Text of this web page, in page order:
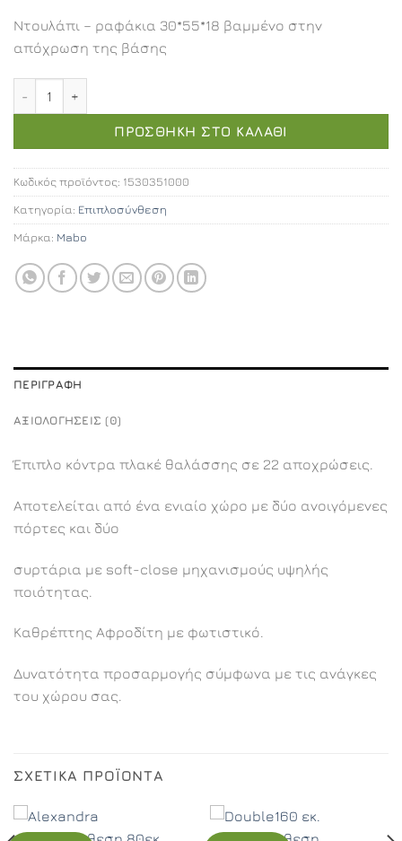
Ντουλάπι – ραφάκια 30*55*18 βαμμένο στην
απόχρωση της βάσης
ΠΡΟΣΘΉΚΗ ΣΤΟ ΚΑΛΆΘΙ
Κωδικός προϊόντος: 1530351000
Κατηγορία: Επιπλοσύνθεση
Μάρκα: Mabo
ΠΕΡΙΓΡΑΦΉ
ΑΞΙΟΛΟΓΉΣΕΙΣ (0)
Έπιπλο κόντρα πλακέ θαλάσσης σε 22 αποχρώσεις.
Αποτελείται από ένα ενιαίο χώρο με δύο ανοιγόμενες
πόρτες και δύο
συρτάρια με soft-close μηχανισμούς υψηλής
ποιότητας.
Καθρέπτης Αφροδίτη με φωτιστικό.
Δυνατότητα προσαρμογής σύμφωνα με τις ανάγκες
του χώρου σας.
ΣΧΕΤΙΚΆ ΠΡΟΪΌΝΤΑ